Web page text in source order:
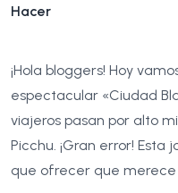
Hacer
¡Hola bloggers! Hoy
espectacular «Ciudad
viajeros pasan por alto
Picchu. ¡Gran error!
que ofrecer que merece